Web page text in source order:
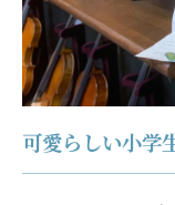
可愛らしい小学